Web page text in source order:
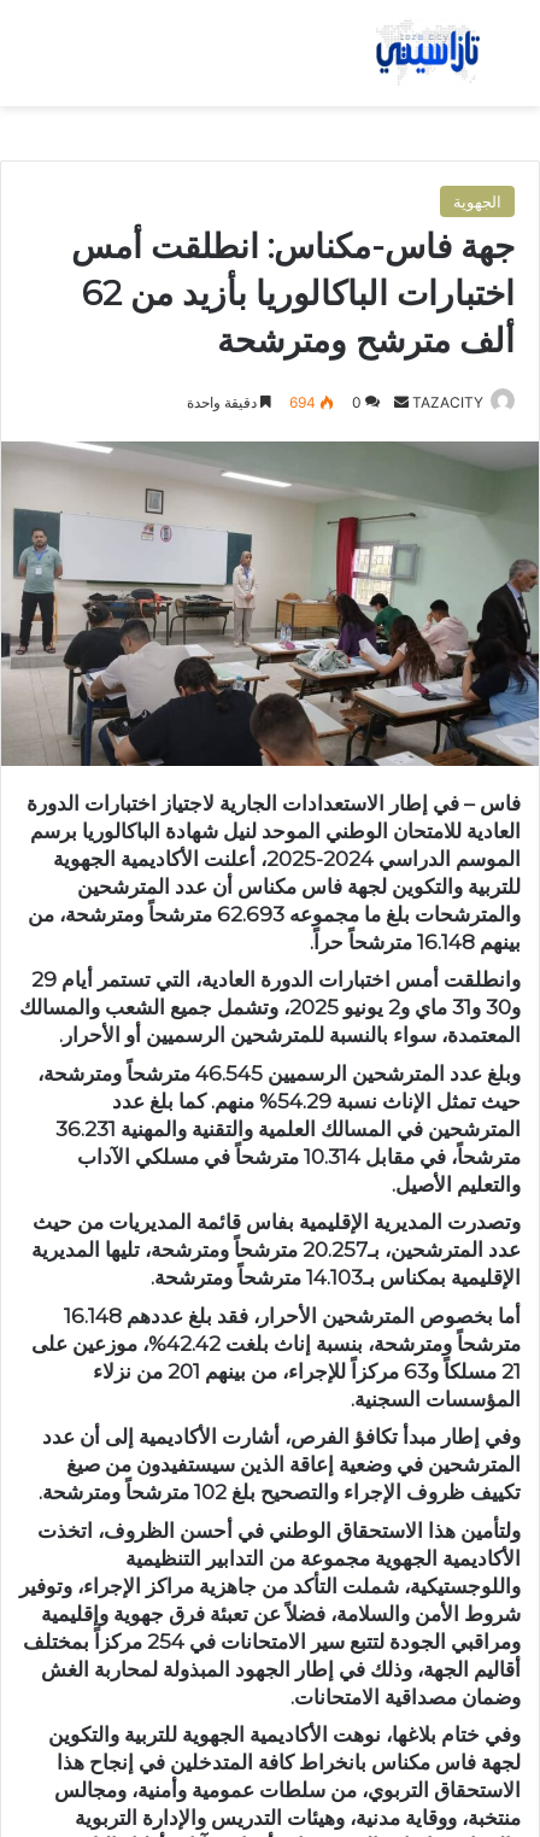
بحث عن
الجهوية
جهة فاس-مكناس: انطلقت أمس
اختبارات الباكالوريا بأزيد من 62
ألف مترشح ومترشحة
TAZACITY
ل
ب
ر
ي
د
ا
إ
ل
ك
ت
و
ي
ا
0
694 دقيقة واحدة
فاس – في إطار الاستعدادات الجارية لاجتياز اختبارات الدورة
العادية للامتحان الوطني الموحد لنيل شهادة الباكالوريا برسم
الموسم الدراسي 2024-2025، أعلنت الأكاديمية الجهوية
للتربية والتكوين لجهة فاس مكناس أن عدد المترشحين
والمترشحات بلغ ما مجموعه 62.693 مترشحاً ومترشحة، من
بينهم 16.148 مترشحاً حراً.
وانطلقت أمس اختبارات الدورة العادية، التي تستمر أيام 29
و30 و31 ماي و2 يونيو 2025، وتشمل جميع الشعب والمسالك
المعتمدة، سواء بالنسبة للمترشحين الرسميين أو الأحرار.
وبلغ عدد المترشحين الرسميين 46.545 مترشحاً ومترشحة،
حيث تمثل الإناث نسبة 54.29% منهم. كما بلغ عدد
المترشحين في المسالك العلمية والتقنية والمهنية 36.231
مترشحاً، في مقابل 10.314 مترشحاً في مسلكي الآداب
والتعليم الأصيل.
وتصدرت المديرية الإقليمية بفاس قائمة المديريات من حيث
عدد المترشحين، بـ20.257 مترشحاً ومترشحة، تليها المديرية
الإقليمية بمكناس بـ14.103 مترشحاً ومترشحة.
أما بخصوص المترشحين الأحرار، فقد بلغ عددهم 16.148
مترشحاً ومترشحة، بنسبة إناث بلغت 42.42%، موزعين على
21 مسلكاً و63 مركزاً للإجراء، من بينهم 201 من نزلاء
المؤسسات السجنية.
وفي إطار مبدأ تكافؤ الفرص، أشارت الأكاديمية إلى أن عدد
المترشحين في وضعية إعاقة الذين سيستفيدون من صيغ
تكييف ظروف الإجراء والتصحيح بلغ 102 مترشحاً ومترشحة.
ولتأمين هذا الاستحقاق الوطني في أحسن الظروف، اتخذت
الأكاديمية الجهوية مجموعة من التدابير التنظيمية
واللوجستيكية، شملت التأكد من جاهزية مراكز الإجراء، وتوفير
شروط الأمن والسلامة، فضلاً عن تعبئة فرق جهوية وإقليمية
ومراقبي الجودة لتتبع سير الامتحانات في 254 مركزاً بمختلف
أقاليم الجهة، وذلك في إطار الجهود المبذولة لمحاربة الغش
وضمان مصداقية الامتحانات.
وفي ختام بلاغها، نوهت الأكاديمية الجهوية للتربية والتكوين
لجهة فاس مكناس بانخراط كافة المتدخلين في إنجاح هذا
الاستحقاق التربوي، من سلطات عمومية وأمنية، ومجالس
منتخبة، ووقاية مدنية، وهيئات التدريس والإدارة التربوية